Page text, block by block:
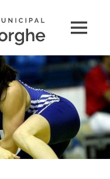
CSM
MENU